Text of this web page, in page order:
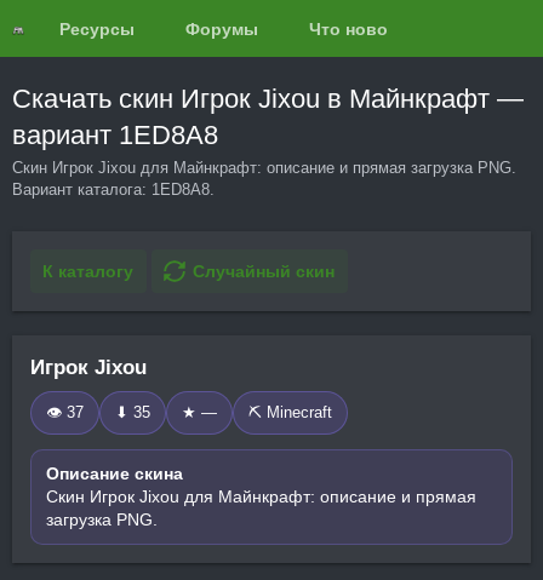
Ресурсы Форумы Что нового?
Скачать скин Игрок Jixou в Майнкрафт —
вариант 1ED8A8
Скин Игрок Jixou для Майнкрафт: описание и прямая загрузка PNG.
Вариант каталога: 1ED8A8.
К каталогу Случайный скин
Игрок Jixou
👁 37 ⬇ 35 ★ — ⛏️ Minecraft
Описание скина
Скин Игрок Jixou для Майнкрафт: описание и прямая
загрузка PNG.